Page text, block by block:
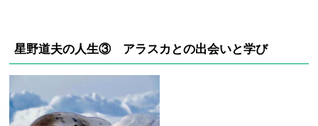
星野道夫の人生③ アラスカとの出会いと学び